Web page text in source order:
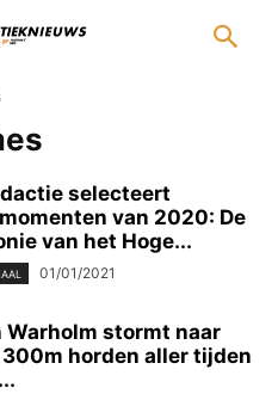
selecteert
van 2020: De
van het Hoge...
01/01/2021
Warholm stormt naar
horden aller tijden